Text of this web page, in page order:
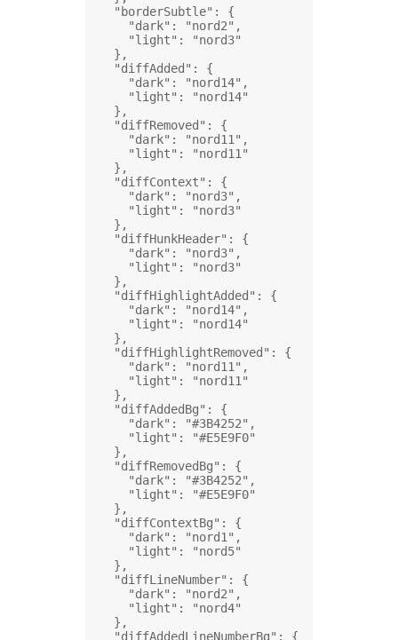
"borderSubtle" : {
"dark" : "nord2" ,
"light" :
"nord3"
},
"diffAdded" : {
"dark" : "nord14" ,
"light" :
"nord14"
},
"diffRemoved" : {
"dark" : "nord11" ,
"light" :
"nord11"
},
"diffContext" : {
"dark" : "nord3" ,
"light" :
"nord3"
},
"diffHunkHeader" : {
"dark" : "nord3" ,
"light" :
"nord3"
},
"diffHighlightAdded" : {
"dark" : "nord14" ,
"light" :
"nord14"
},
"diffHighlightRemoved" : {
"dark" : "nord11" ,
"light" :
"nord11"
},
"diffAddedBg" : {
"dark" : "#3B4252" ,
"light" :
"#E5E9F0"
},
"diffRemovedBg" : {
"dark" : "#3B4252" ,
"light" :
"#E5E9F0"
},
"diffContextBg" : {
"dark" : "nord1" ,
"light" :
"nord5"
},
"diffLineNumber" : {
"dark" : "nord2" ,
"light" :
"nord4"
},
"diffAddedLineNumberBg" : {